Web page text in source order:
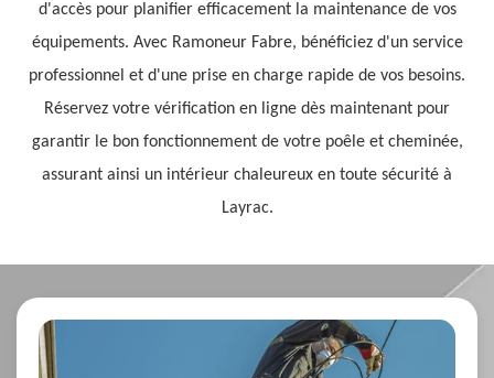
d'accès pour planifier efficacement la maintenance de vos
équipements. Avec Ramoneur Fabre, bénéficiez d'un service
professionnel et d'une prise en charge rapide de vos besoins.
Réservez votre vérification en ligne dès maintenant pour
garantir le bon fonctionnement de votre poêle et cheminée,
assurant ainsi un intérieur chaleureux en toute sécurité à
Layrac.